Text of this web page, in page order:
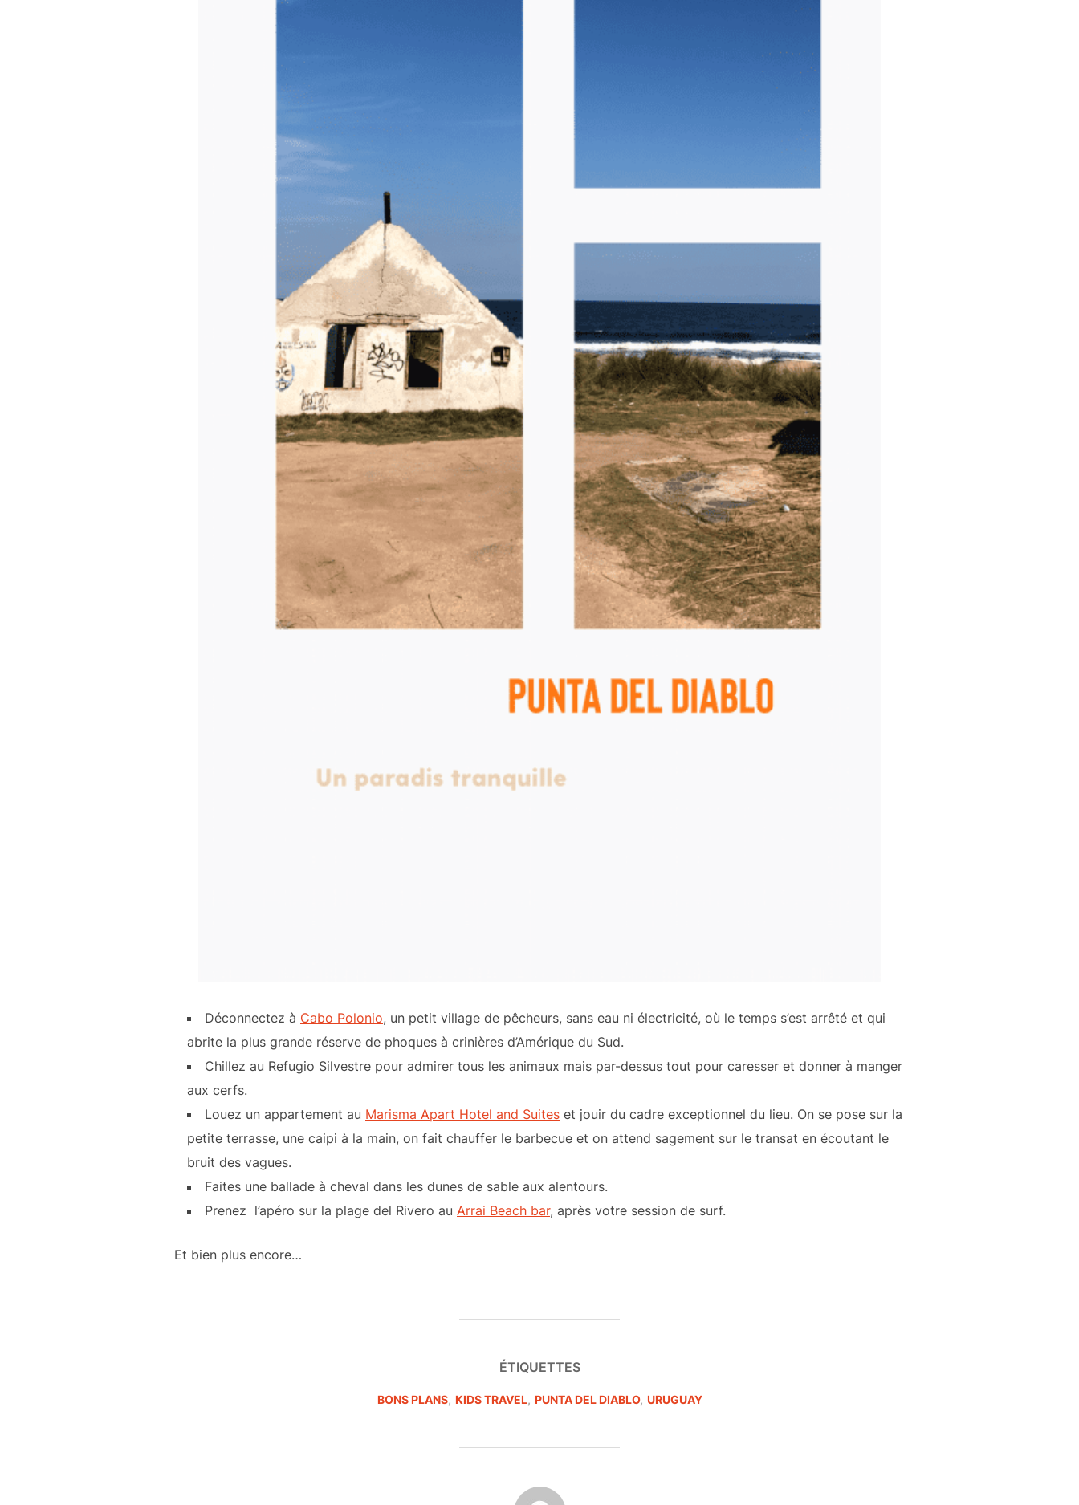
Déconnectez à Cabo Polonio, un petit village de pêcheurs, sans eau ni électricité, où le temps s’est arrêté et qui
abrite la plus grande réserve de phoques à crinières d’Amérique du Sud.
Chillez au Refugio Silvestre pour admirer tous les animaux mais par-dessus tout pour caresser et donner à manger
aux cerfs.
Louez un appartement au Marisma Apart Hotel and Suites et jouir du cadre exceptionnel du lieu. On se pose sur la
petite terrasse, une caipi à la main, on fait chauffer le barbecue et on attend sagement sur le transat en écoutant le
bruit des vagues.
Faites une ballade à cheval dans les dunes de sable aux alentours.
Prenez l’apéro sur la plage del Rivero au Arrai Beach bar, après votre session de surf.
Et bien plus encore…
ÉTIQUETTES
BONS PLANS, KIDS TRAVEL, PUNTA DEL DIABLO, URUGUAY
AUTEUR DE LA PUBLICATION